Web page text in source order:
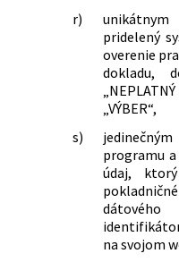
r)
pridelený
overenie
dokladu,
„VÝBER“,
s)
programu
údaj,
na svojom